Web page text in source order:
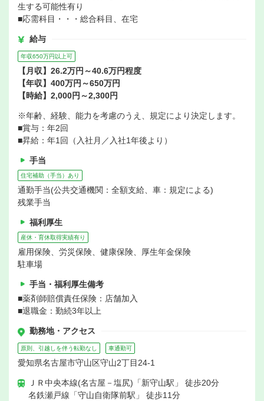
生する可能性有り
■応需科目・・・総合科目、在宅
給与
年収650万円以上可
【月収】26.2万円～40.6万円程度
【年収】400万円～650万円
【時給】2,000円～2,300円
※年齢、経験、能力を考慮のうえ、規定により決定します。
■賞与：年2回
■昇給：年1回（入社月／入社1年後より）
手当
住宅補助（手当）あり
通勤手当(公共交通機関：全額支給、車：規定による)
残業手当
福利厚生
産休・育休取得実績有り
雇用保険、労災保険、健康保険、厚生年金保険
駐車場
手当・福利厚生備考
■薬剤師賠償責任保険：店舗加入
■退職金：勤続3年以上
勤務地・アクセス
原則、引越しを伴う転勤なし 車通勤可
愛知県名古屋市守山区守山2丁目24-1
ＪＲ中央本線(名古屋－塩尻)「新守山駅」 徒歩20分
名鉄瀬戸線「守山自衛隊前駅」 徒歩11分